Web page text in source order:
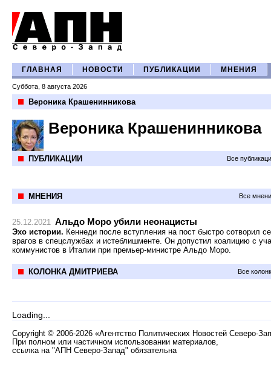
ГЛАВНАЯ НОВОСТИ ПУБЛИКАЦИИ МНЕНИЯ
Суббота, 8 августа 2026
Вероника Крашенинникова
Вероника Крашенинникова
ПУБЛИКАЦИИ Все
МНЕНИЯ Все
25.12.2021 Альдо Моро убили неонацисты
Эхо истории. Кеннеди после вступления на пост быстро сотворил
врагов в спецслужбах и истеблишменте. Он допустил коалицию с
коммунистов в Италии при премьер-министре Альдо Моро.
КОЛОНКА ДМИТРИЕВА Все
Loading...
Copyright © 2006-2026 «Агентство Политических Новостей Северо-
При полном или частичном использовании материалов,
ссылка на "АПН Северо-Запад" обязательна